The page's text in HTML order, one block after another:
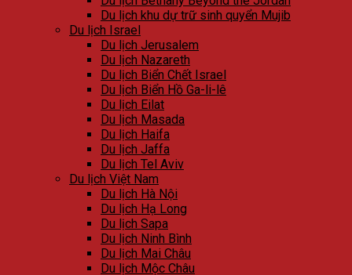
Du lịch khu dự trữ sinh quyển Mujib
Du lịch Israel
Du lịch Jerusalem
Du lịch Nazareth
Du lịch Biển Chết Israel
Du lịch Biển Hồ Ga-li-lê
Du lịch Eilat
Du lịch Masada
Du lịch Haifa
Du lịch Jaffa
Du lịch Tel Aviv
Du lịch Việt Nam
Du lịch Hà Nội
Du lịch Hạ Long
Du lịch Sapa
Du lịch Ninh Bình
Du lịch Mai Châu
Du lịch Mộc Châu